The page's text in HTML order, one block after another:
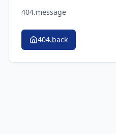
404.message
404.back